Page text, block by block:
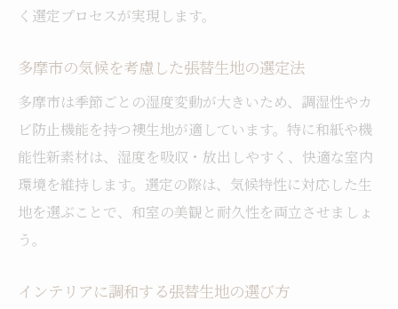
く選定プロセスが実現します。
多摩市の気候を考慮した張替生地の選定法
多摩市は季節ごとの湿度変動が大きいため、調湿性やカ
ビ防止機能を持つ襖生地が適しています。特に和紙や機
能性新素材は、湿度を吸収・放出しやすく、快適な室内
環境を維持します。選定の際は、気候特性に対応した生
地を選ぶことで、和室の美観と耐久性を両立させましょ
う。
インテリアに調和する張替生地の選び方